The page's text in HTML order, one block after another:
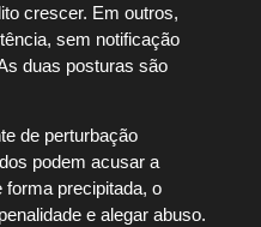
crescer. Em outros,
sem notificação
duas posturas são
de perturbação
podem acusar a
forma precipitada, o
e alegar abuso.